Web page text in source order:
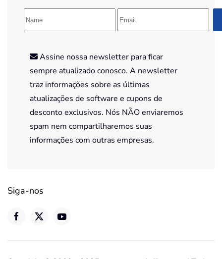
Assine nossa newsletter para ficar
sempre atualizado conosco. A newsletter
traz informações sobre as últimas
atualizações de software e cupons de
desconto exclusivos. Nós NÃO enviaremos
spam nem compartilharemos suas
informações com outras empresas.
Siga-nos